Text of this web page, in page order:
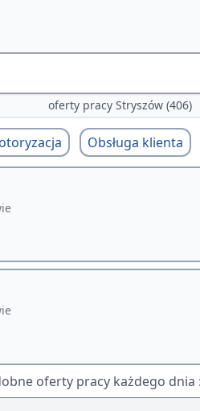
oferty pracy Stryszów (406)
Obsługa klienta
oferty pracy każdego dnia